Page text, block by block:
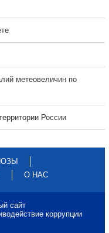
метеовеличин по
России
О НАС
сайт
коррупции